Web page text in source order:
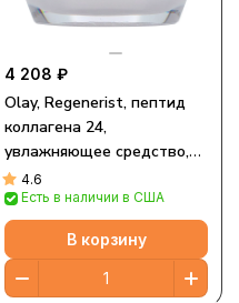
4 208 ₽
Olay, Regenerist, пептид
коллагена 24,
увлажняющее средство,
без отдушек, 48 г (1,7
унции)
4.6
Есть в наличии в США
В корзину